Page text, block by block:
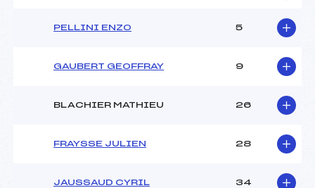
PELLINI ENZO 5
GAUBERT GEOFFRAY 9
BLACHIER MATHIEU 26
FRAYSSE JULIEN 28
JAUSSAUD CYRIL 34